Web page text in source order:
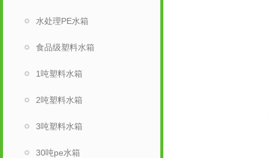
水处理PE水箱
食品级塑料水箱
1吨塑料水箱
2吨塑料水箱
3吨塑料水箱
30吨pe水箱